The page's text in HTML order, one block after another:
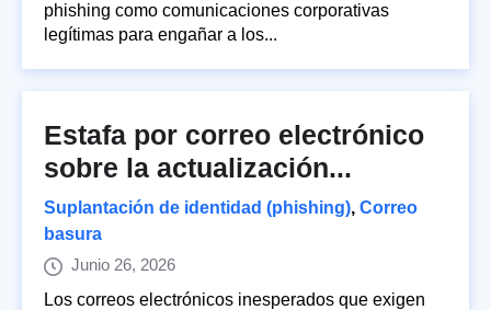
phishing como comunicaciones corporativas
legítimas para engañar a los...
Estafa por correo electrónico
sobre la actualización...
Suplantación de identidad (phishing), Correo
basura
Junio 26, 2026
Los correos electrónicos inesperados que exigen